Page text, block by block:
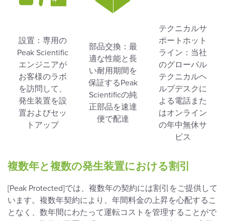
設置：専用の
Peak Scientific
エンジニアが
お客様のラボ
を訪問して、
発生装置を設
置およびセッ
トアップ
部品交換：最
適な性能と長
い耐用期間を
保証するPeak
Scientificの純
正部品を速達
便で配達
テクニカルサ
ポートホット
ライン：当社
のグローバル
テクニカルヘ
ルプデスクに
よる電話また
はオンライン
の年中無休サ
ビス
複数年と複数の発生装置における割引
[Peak Protected]では、複数年の契約には割引をご提供して
います。複数年契約により、年間料金の上昇を心配するこ
となく、数年間にわたって運転コストを管理することがで